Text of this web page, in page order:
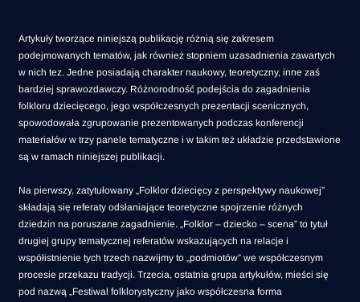
Artykuły tworzące niniejszą publikację różnią się zakresem
podejmowanych tematów, jak również stopniem uzasadnienia zawartych
w nich tez. Jedne posiadają charakter naukowy, teoretyczny, inne zaś
bardziej sprawozdawczy. Różnorodność podejścia do zagadnienia
folkloru dziecięcego, jego współczesnych prezentacji scenicznych,
spowodowała zgrupowanie prezentowanych podczas konferencji
materiałów w trzy panele tematyczne i w takim też układzie przedstawione
są w ramach niniejszej publikacji.
Na pierwszy, zatytułowany „Folklor dziecięcy z perspektywy naukowej”
składają się referaty odsłaniające teoretyczne spojrzenie różnych
dziedzin na poruszane zagadnienie. „Folklor – dziecko – scena” to tytuł
drugiej grupy tematycznej referatów wskazujących na relacje i
współistnienie tych trzech nazwijmy to „podmiotów” we współczesnym
procesie przekazu tradycji. Trzecia, ostatnia grupa artykułów, mieści się
pod nazwą „Festiwal folklorystyczny jako współczesna forma